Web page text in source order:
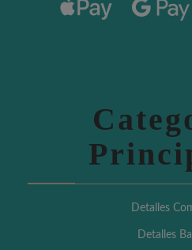
Detalles
Detalles